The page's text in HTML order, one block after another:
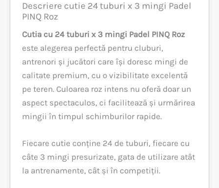
Descriere cutie 24 tuburi x 3 mingi Padel
PINQ Roz
Cutia cu 24 tuburi x 3 mingi Padel PINQ Roz
este alegerea perfectă pentru cluburi,
antrenori și jucători care își doresc mingi de
calitate premium, cu o vizibilitate excelentă
pe teren. Culoarea roz intens nu oferă doar un
aspect spectaculos, ci facilitează și urmărirea
mingii în timpul schimburilor rapide.
Fiecare cutie conține 24 de tuburi, fiecare cu
câte 3 mingi presurizate, gata de utilizare atât
la antrenamente, cât și în competiții.